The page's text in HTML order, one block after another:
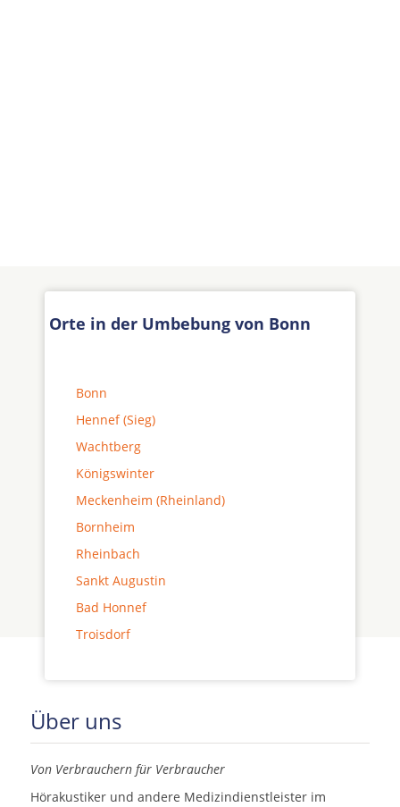
Orte in der Umbebung von Bonn
Bonn
Hennef (Sieg)
Wachtberg
Königswinter
Meckenheim (Rheinland)
Bornheim
Rheinbach
Sankt Augustin
Bad Honnef
Troisdorf
Über uns
Von Verbrauchern für Verbraucher
Hörakustiker und andere Medizindienstleister im